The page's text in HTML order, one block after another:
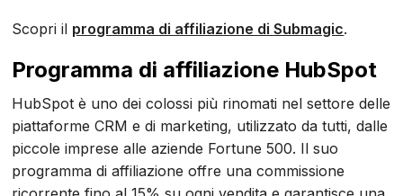
Scopri il programma di affiliazione di Submagic.
Programma di affiliazione HubSpot
HubSpot è uno dei colossi più rinomati nel settore delle
piattaforme CRM e di marketing, utilizzato da tutti, dalle
piccole imprese alle aziende Fortune 500. Il suo
programma di affiliazione offre una commissione